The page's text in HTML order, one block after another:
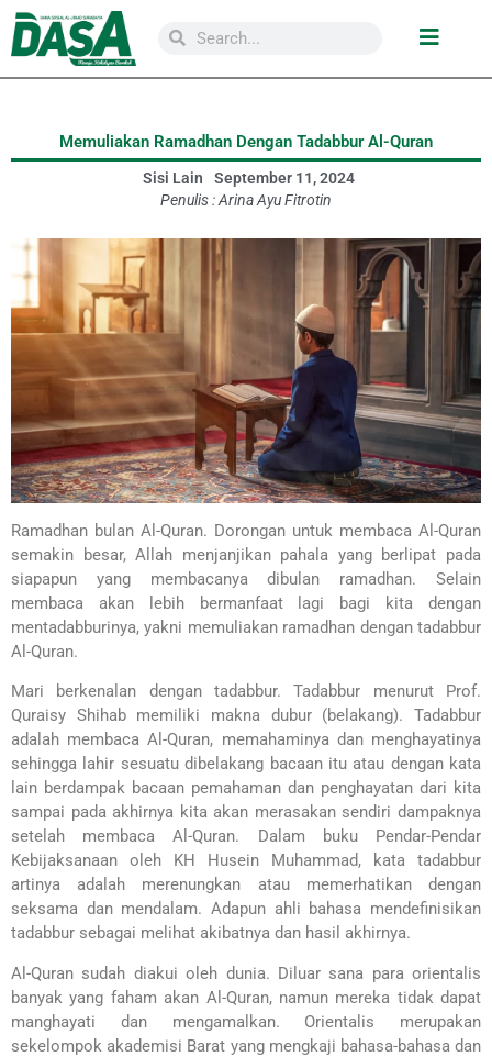
Memuliakan Ramadhan Dengan Tadabbur Al-Quran
Sisi Lain
September 11, 2024
Penulis :Arina Ayu Fitrotin
Ramadhan bulan Al-Quran. Dorongan untuk membaca Al-Quran
semakin besar, Allah menjanjikan pahala yang berlipat pada
siapapun yang membacanya dibulan ramadhan. Selain
membaca akan lebih bermanfaat lagi bagi kita dengan
mentadabburinya, yakni memuliakan ramadhan dengan tadabbur
Al-Quran.
Mari berkenalan dengan tadabbur. Tadabbur menurut Prof.
Quraisy Shihab memiliki makna dubur (belakang). Tadabbur
adalah membaca Al-Quran, memahaminya dan menghayatinya
sehingga lahir sesuatu dibelakang bacaan itu atau dengan kata
lain berdampak bacaan pemahaman dan penghayatan dari kita
sampai pada akhirnya kita akan merasakan sendiri dampaknya
setelah membaca Al-Quran. Dalam buku Pendar-Pendar
Kebijaksanaan oleh KH Husein Muhammad, kata tadabbur
artinya adalah merenungkan atau memerhatikan dengan
seksama dan mendalam. Adapun ahli bahasa mendefinisikan
tadabbur sebagai melihat akibatnya dan hasil akhirnya.
Al-Quran sudah diakui oleh dunia. Diluar sana para orientalis
banyak yang faham akan Al-Quran, namun mereka tidak dapat
manghayati dan mengamalkan. Orientalis merupakan
sekelompok akademisi Barat yang mengkaji bahasa-bahasa dan